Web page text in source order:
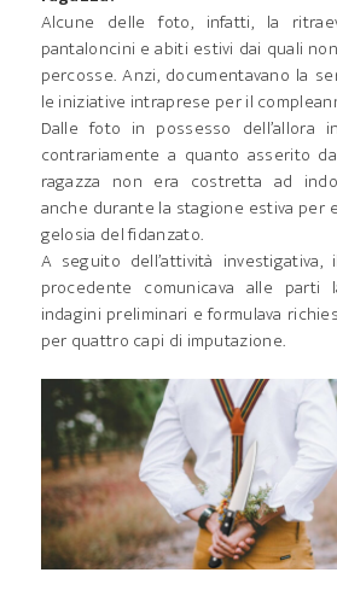
Alcune delle foto, infatti, la
pantaloncini e abiti estivi dai quali
percosse. Anzi, documentavano la
le iniziative intraprese per il
Dalle foto in possesso dell’allora
contrariamente a quanto asserito
ragazza non era costretta ad
anche durante la stagione estiva per
gelosia del fidanzato.
A seguito dell’attività
procedente comunicava alle parti
indagini preliminari e formulava
per quattro capi di imputazione.